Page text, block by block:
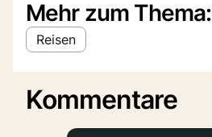
Mehr zum Thema:
Reisen
Kommentare